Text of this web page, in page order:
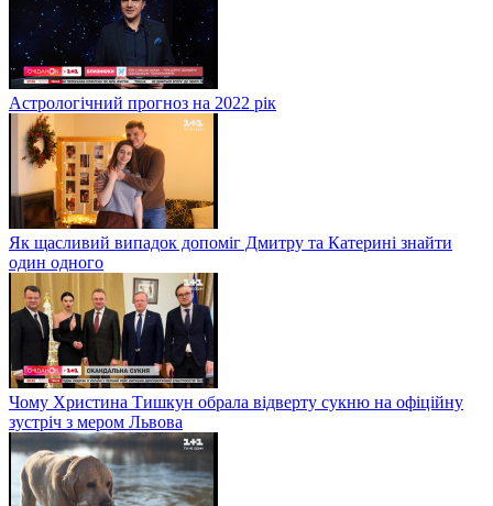
Астрологічний прогноз на 2022 рік
Як щасливий випадок допоміг Дмитру та Катерині знайти
один одного
Чому Христина Тишкун обрала відверту сукню на офіційну
зустріч з мером Львова